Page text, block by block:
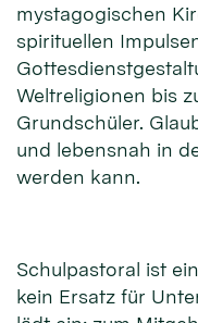
mystagogischen
spirituellen
Weltreligionen bis
Grundschüler.
und lebensnah in
werden kann.
Schulpastoral ist
kein Ersatz für